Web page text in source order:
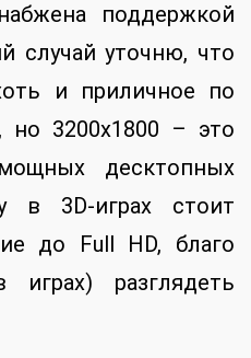
поддержкой
случай уточню, что
и приличное по
3200х1800 – это
десктопных
в 3D-играх стоит
до Full HD, благо
разглядеть